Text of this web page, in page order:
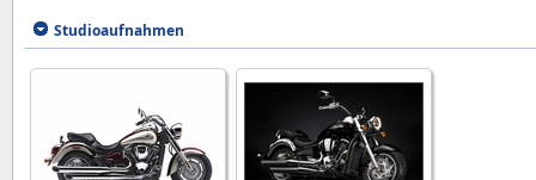
Studioaufnahmen